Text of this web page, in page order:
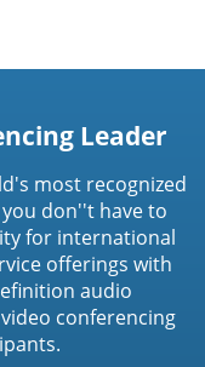
Leader
most recognized
don''t have to
for international
offerings with
audio
conferencing